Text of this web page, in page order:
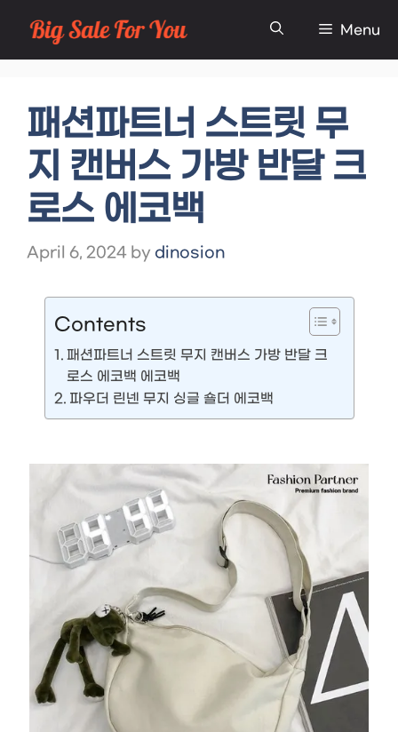
Skip
to
Menu
패션파트너 스트릿 무
지 캔버스 가방 반달 크
로스 에코백
April 6, 2024 by dinosion
Contents
패션파트너 스트릿 무지 캔버스 가방 반달 크
로스 에코백 에코백
파우더 린넨 무지 싱글 숄더 에코백